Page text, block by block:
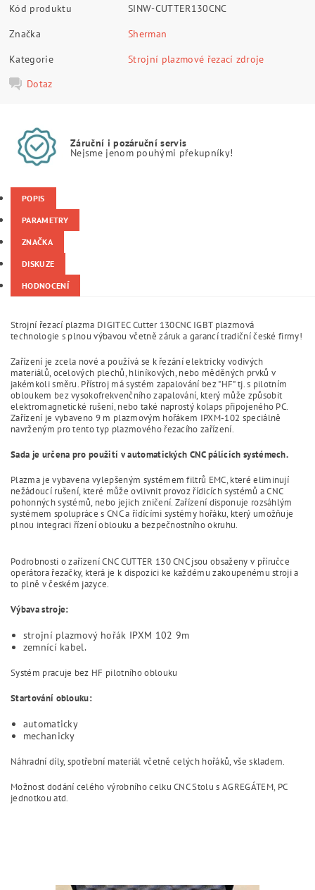
Kód produktu
SINW-CUTTER130CNC
Značka
Sherman
Kategorie
Strojní plazmové řezací zdroje
Dotaz
Záruční i pozáruční servis
Nejsme jenom pouhými překupníky!
POPIS
PARAMETRY
ZNAČKA
DISKUZE
HODNOCENÍ
Strojní řezací plazma DIGITEC Cutter 130CNC IGBT plazmová
technologie s plnou výbavou včetně záruk a garancí tradiční české firmy!
Zařízení je zcela nové a používá se k řezání elektricky vodivých
materiálů, ocelových plechů, hliníkových, nebo měděných prvků v
jakémkoli směru. Přístroj má systém zapalování bez "HF" tj. s pilotním
obloukem bez vysokofrekvenčního zapalování, který může způsobit
elektromagnetické rušení, nebo také naprostý kolaps připojeného PC.
Zařízení je vybaveno 9 m plazmovým hořákem IPXM-102 speciálně
navrženým pro tento typ plazmového řezacího zařízení.
Sada je určena pro použití v automatických CNC pálících systémech.
Plazma je vybavena vylepšeným systémem filtrů EMC, které eliminují
nežádoucí rušení, které může ovlivnit provoz řídicích systémů a CNC
pohonných systémů, nebo jejich zničení. Zařízení disponuje rozsáhlým
systémem spolupráce s CNC a řídícími systémy hořáku, který umožňuje
plnou integraci řízení oblouku a bezpečnostního okruhu.
Podrobnosti o zařízení CNC CUTTER 130 CNC jsou obsaženy v příručce
operátora řezačky, která je k dispozici ke každému zakoupenému stroji a
to plně v českém jazyce.
Výbava stroje:
strojní plazmový hořák IPXM 102 9m
zemnící kabel.
Systém pracuje bez HF pilotního oblouku
Startování oblouku:
automaticky
mechanicky
Náhradní díly, spotřební materiál včetně celých hořáků, vše skladem.
Možnost dodání celého výrobního celku CNC Stolu s AGREGÁTEM, PC
jednotkou atd.